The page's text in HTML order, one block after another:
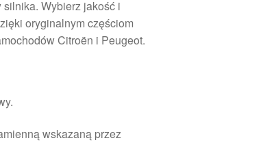
Wybierz jakość i
oryginalnym częściom
Citroën i Peugeot.
wskazaną przez